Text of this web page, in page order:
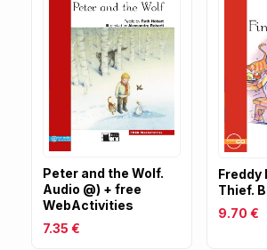
Peter and the Wolf.
Audio @) + free
WebActivities
7.35 €
Freddy
Thief.
9.70 €